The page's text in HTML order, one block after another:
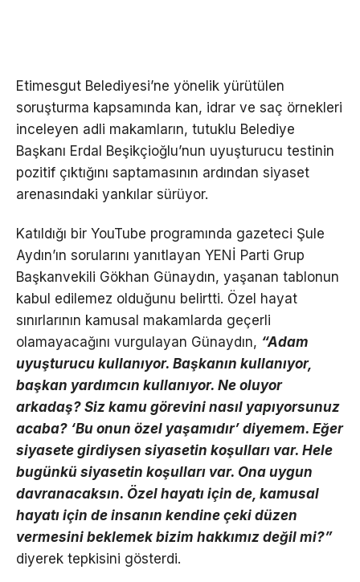
Etimesgut Belediyesi’ne yönelik yürütülen
soruşturma kapsamında kan, idrar ve saç örnekleri
inceleyen adli makamların, tutuklu Belediye
Başkanı Erdal Beşikçioğlu’nun uyuşturucu testinin
pozitif çıktığını saptamasının ardından siyaset
arenasındaki yankılar sürüyor.
Katıldığı bir YouTube programında gazeteci Şule
Aydın’ın sorularını yanıtlayan YENİ Parti Grup
Başkanvekili Gökhan Günaydın, yaşanan tablonun
kabul edilemez olduğunu belirtti. Özel hayat
sınırlarının kamusal makamlarda geçerli
olamayacağını vurgulayan Günaydın, “Adam
uyuşturucu kullanıyor. Başkanın kullanıyor,
başkan yardımcın kullanıyor. Ne oluyor
arkadaş? Siz kamu görevini nasıl yapıyorsunuz
acaba? ‘Bu onun özel yaşamıdır’ diyemem. Eğer
siyasete girdiysen siyasetin koşulları var. Hele
bugünkü siyasetin koşulları var. Ona uygun
davranacaksın. Özel hayatı için de, kamusal
hayatı için de insanın kendine çeki düzen
vermesini beklemek bizim hakkımız değil mi?”
diyerek tepkisini gösterdi.